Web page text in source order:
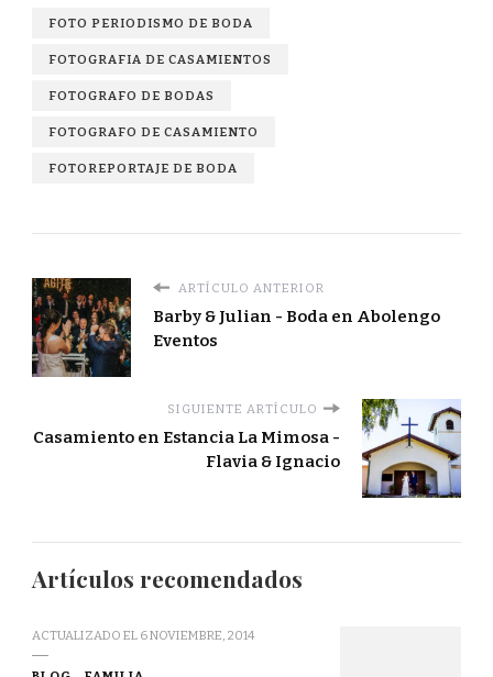
FOTO PERIODISMO DE BODA
FOTOGRAFIA DE CASAMIENTOS
FOTOGRAFO DE BODAS
FOTOGRAFO DE CASAMIENTO
FOTOREPORTAJE DE BODA
ARTÍCULO ANTERIOR
Barby & Julian - Boda en Abolengo
Eventos
SIGUIENTE ARTÍCULO
Casamiento en Estancia La Mimosa -
Flavia & Ignacio
Artículos recomendados
ACTUALIZADO EL 6 NOVIEMBRE, 2014